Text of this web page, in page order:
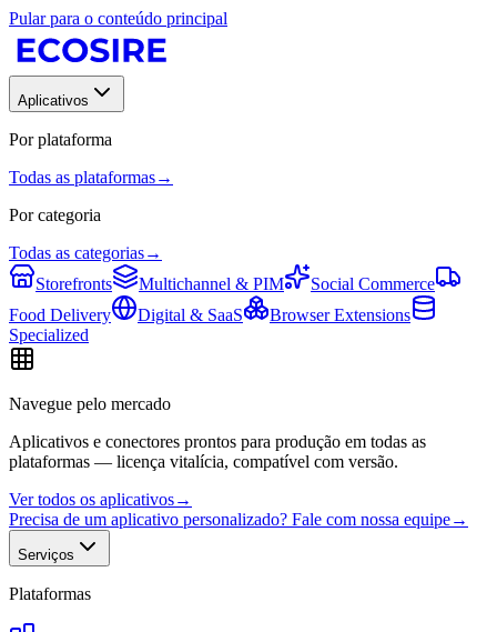
Pular para o conteúdo principal
Aplicativos
Por plataforma
Todas as plataformas→
Por categoria
Todas as categorias→
Storefronts
Multichannel & PIM
Social Commerce
Food Delivery
Digital & SaaS
Browser Extensions
Specialized
Navegue pelo mercado
Aplicativos e conectores prontos para produção em todas as
plataformas — licença vitalícia, compatível com versão.
Ver todos os aplicativos→
Precisa de um aplicativo personalizado? Fale com nossa equipe→
Serviços
Plataformas